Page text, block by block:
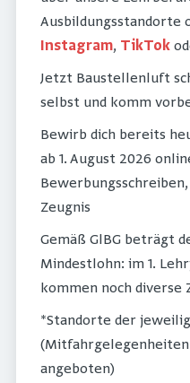
Ausbildungsstandorte
Instagram, TikTok
Jetzt Baustellenluft
selbst und komm
Bewirb dich bereits
ab 1. August 2026
Zeugnis
Gemäß GlBG beträgt
Mindestlohn: im 1.
kommen noch diverse
*Standorte der
angeboten)